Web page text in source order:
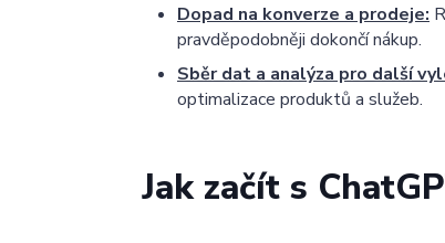
Dopad na konverze a prodeje:
pravděpodobněji dokončí nákup.
Sběr dat a analýza pro další
optimalizace produktů a služeb.
Jak začít s